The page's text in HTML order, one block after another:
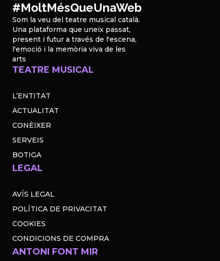
#MoltMésQueUnaWeb
Som la veu del teatre musical català.
Una plataforma que uneix passat,
present i futur a través de l'escena,
l'emoció i la memòria viva de les
arts
TEATRE MUSICAL
L’ENTITAT
ACTUALITAT
CONÈIXER
SERVEIS
BOTIGA
LEGAL
AVÍS LEGAL
POLÍTICA DE PRIVACITAT
COOKIES
CONDICIONS DE COMPRA
ANTONI FONT MIR